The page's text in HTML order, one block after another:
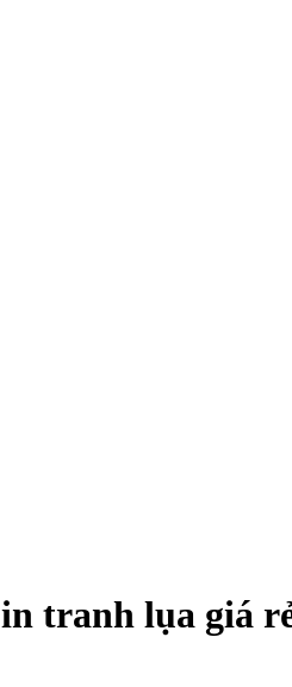
tranh lụa giá